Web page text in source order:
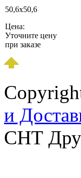
50,6х50,6
Цена:
Уточните цену
при заказе
и
СНТ